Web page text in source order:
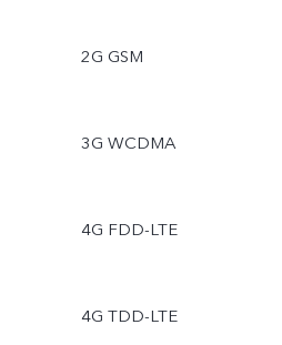
2G GSM
3G WCDMA
4G FDD-LTE
4G TDD-LTE